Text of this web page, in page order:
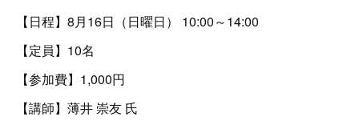
【日程】8月16日（日曜日） 10:00～14:00
【定員】10名
【参加費】1,000円
【講師】薄井 崇友 氏